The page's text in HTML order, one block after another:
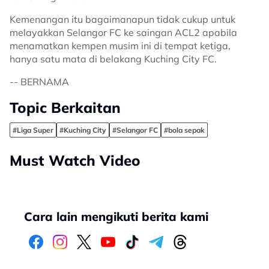
Kemenangan itu bagaimanapun tidak cukup untuk
melayakkan Selangor FC ke saingan ACL2 apabila
menamatkan kempen musim ini di tempat ketiga,
hanya satu mata di belakang Kuching City FC.
-- BERNAMA
Topic Berkaitan
#Liga Super #Kuching City #Selangor FC #bola sepak
Must Watch Video
Cara lain mengikuti berita kami